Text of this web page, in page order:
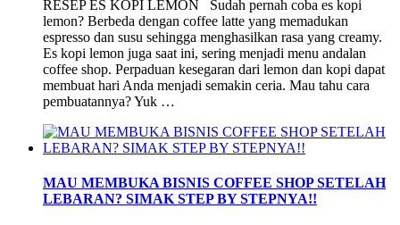
RESEP ES KOPI LEMON Sudah pernah coba es kopi
lemon? Berbeda dengan coffee latte yang memadukan
espresso dan susu sehingga menghasilkan rasa yang creamy.
Es kopi lemon juga saat ini, sering menjadi menu andalan
coffee shop. Perpaduan kesegaran dari lemon dan kopi dapat
membuat hari Anda menjadi semakin ceria. Mau tahu cara
pembuatannya? Yuk …
MAU MEMBUKA BISNIS COFFEE SHOP SETELAH
LEBARAN? SIMAK STEP BY STEPNYA!!